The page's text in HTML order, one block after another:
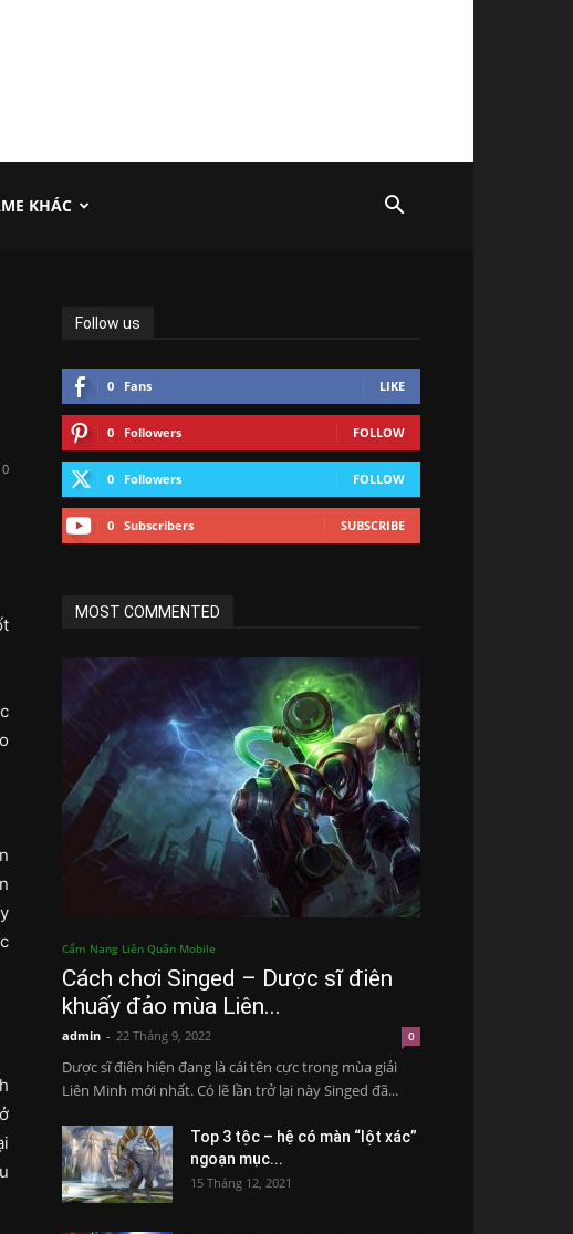
KHÁC
0
Follow us
0 Fans LIKE
0 Followers FOLLOW
0 Followers FOLLOW
0 Subscribers SUBSCRIBE
MOST COMMENTED
Cẩm Nang Liên Quân Mobile
Cách chơi Singed – Dược sĩ điên
khuấy đảo mùa Liên...
admin - 22 Tháng 9, 2022 0
Dược sĩ điên hiện đang là cái tên cực trong mùa giải
Liên Minh mới nhất. Có lẽ lần trở lại này Singed đã...
Top 3 tộc – hệ có màn “lột xác”
ngoạn mục...
15 Tháng 12, 2021